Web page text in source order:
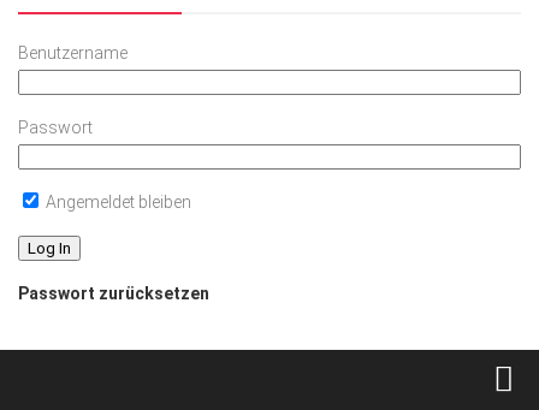
Benutzername
Passwort
Angemeldet bleiben
Passwort zurücksetzen